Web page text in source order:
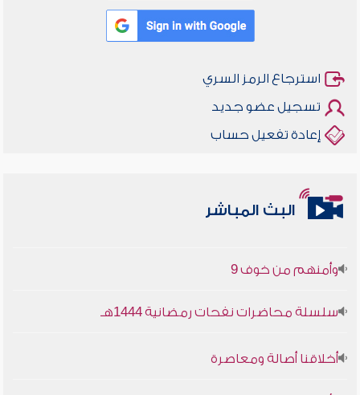
استرجاع الرمز السري
تسجيل عضو جديد
إعادة تفعيل حساب
البث المباشر
أخلاقنا أصالة ومعاصرة